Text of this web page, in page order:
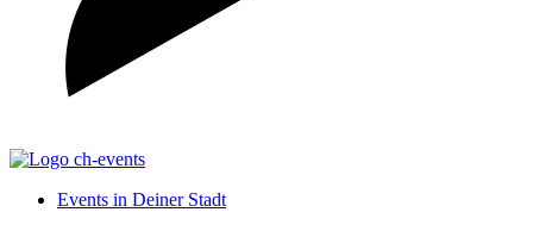
Events in Deiner Stadt